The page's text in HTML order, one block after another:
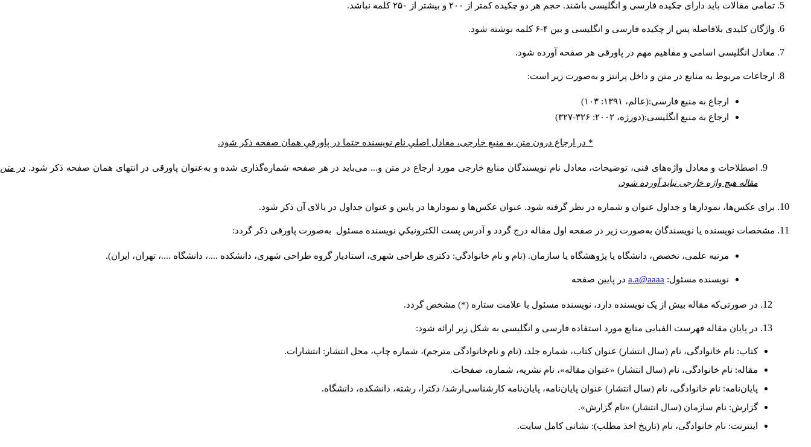
تمامی مقالات باید دارای چکیده فارسی و انگلیسی باشند. حجم هر دو چکیده کمتر از ۲۰۰ و بیشتر از ۲۵۰ کلمه نباشد.
واژگان کلیدی بلافاصله پس از چکیده فارسی و انگلیسی و بین ۴-۶ کلمه نوشته شود.
معادل انگلیسی اسامی و مفاهیم مهم در پاورقی هر صفحه آورده شود.
ارجاعات مربوط به منابع در متن و داخل پرانتز و به‌صورت زیر است:
ارجاع به منبع فارسی:(عالم، ۱۳۹۱: ۱۰۳)
ارجاع به منبع انگلیسی:(دورژه، ۲۰۰۲: ۳۲۶-۳۲۷)
* در ارجاع درون متن به منبع خارجی، معادل اصلیِ نام نویسنده حتما در پاورقیِ همان صفحه ذکر شود.
اصطلاحات و معادل واژه‌های فنی، توضیحات، معادل نام نویسندگان منابع خارجی مورد ارجاع در متن و... می‌باید در هر صفحه شماره‌گذاری شده و به‌عنوان پاورقی در انتهای همان صفحه ذکر شود. در متن
مقاله هیچ واژه خارجی نباید آورده شود.
برای عکس‌ها، نمودارها و جداول عنوان و شماره در نظر گرفته شود. عنوان عکس‌ها و نمودارها در پایین و عنوان جداول در بالای آن ذکر شود.
مشخصات نویسنده یا نویسندگان به‌صورت زیر در صفحه اول مقاله درج گردد و آدرس پست الكترونيكي نويسنده مسئول به‌صورت پاورقی ذکر گردد:
مرتبه علمی، تخصص، دانشگاه یا پژوهشگاه یا سازمان. (نام و نام خانوادگي: دکتری طراحی شهری، استادیار گروه طراحی شهری، دانشکده ....، دانشگاه ....، تهران، ایران).
نويسنده مسئول: a.a@aaaa در پايين صفحه
در صورتی‌که مقاله بیش از یک نویسنده دارد، نویسنده مسئول با علامت ستاره (*) مشخص گردد.
در پایان مقاله فهرست الفبایی منابع مورد استفاده فارسی و انگلیسی به شکل زیر ارائه شود:
کتاب: نام خانوادگی، نام (سال انتشار) عنوان کتاب، شماره جلد، (نام و نام‌خانوادگی مترجم)، شماره چاپ، محل انتشار: انتشارات.
مقاله: نام خانوادگی، نام (سال انتشار) «عنوان مقاله»، نام نشریه، شماره، صفحات.
پایان‌نامه: نام خانوادگی، نام (سال انتشار) عنوان پایان‌نامه، پایان‌نامه کارشناسی‌ارشد/ دکترا، رشته، دانشکده، دانشگاه.
گزارش: نام سازمان (سال انتشار) «نام گزارش».
اینترنت: نام خانوادگی، نام (تاریخ اخذ مطلب): نشانی کامل سایت.